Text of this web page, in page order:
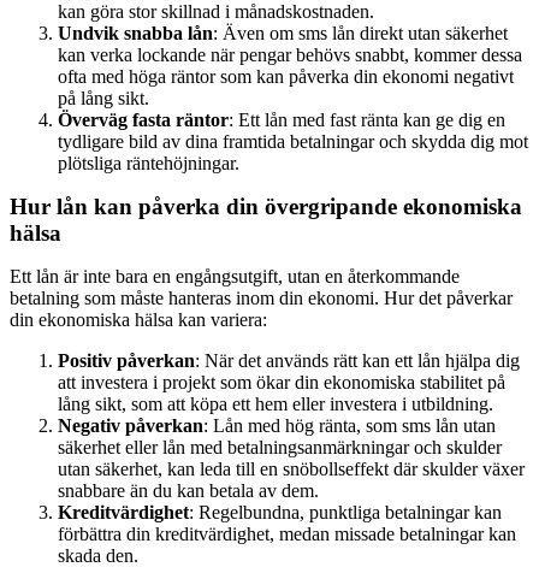
kan göra stor skillnad i månadskostnaden.
Undvik snabba lån: Även om sms lån direkt utan säkerhet
kan verka lockande när pengar behövs snabbt, kommer dessa
ofta med höga räntor som kan påverka din ekonomi negativt
på lång sikt.
Överväg fasta räntor: Ett lån med fast ränta kan ge dig en
tydligare bild av dina framtida betalningar och skydda dig mot
plötsliga räntehöjningar.
Hur lån kan påverka din övergripande ekonomiska
hälsa
Ett lån är inte bara en engångsutgift, utan en återkommande
betalning som måste hanteras inom din ekonomi. Hur det påverkar
din ekonomiska hälsa kan variera:
Positiv påverkan: När det används rätt kan ett lån hjälpa dig
att investera i projekt som ökar din ekonomiska stabilitet på
lång sikt, som att köpa ett hem eller investera i utbildning.
Negativ påverkan: Lån med hög ränta, som sms lån utan
säkerhet eller lån med betalningsanmärkningar och skulder
utan säkerhet, kan leda till en snöbollseffekt där skulder växer
snabbare än du kan betala av dem.
Kreditvärdighet: Regelbundna, punktliga betalningar kan
förbättra din kreditvärdighet, medan missade betalningar kan
skada den.